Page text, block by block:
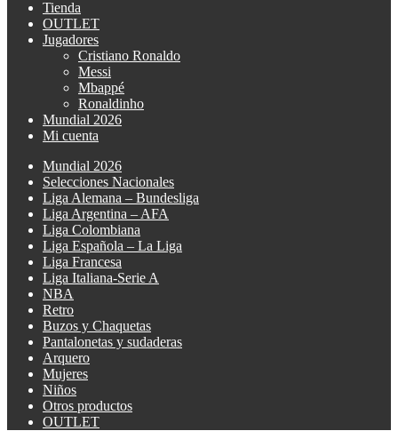
Tienda
OUTLET
Jugadores
Cristiano Ronaldo
Messi
Mbappé
Ronaldinho
Mundial 2026
Mi cuenta
Mundial 2026
Selecciones Nacionales
Liga Alemana – Bundesliga
Liga Argentina – AFA
Liga Colombiana
Liga Española – La Liga
Liga Francesa
Liga Italiana-Serie A
NBA
Retro
Buzos y Chaquetas
Pantalonetas y sudaderas
Arquero
Mujeres
Niños
Otros productos
OUTLET